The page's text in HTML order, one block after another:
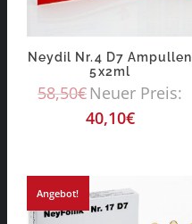
Neydil Nr.4 D7 Ampullen
5x2ml
58,50€Neuer Preis:
40,10€
Angebot!